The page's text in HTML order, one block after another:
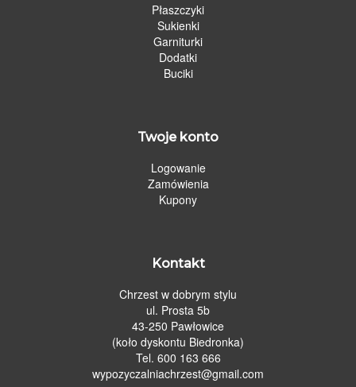
Płaszczyki
Sukienki
Garniturki
Dodatki
Buciki
Twoje konto
Logowanie
Zamówienia
Kupony
Kontakt
Chrzest w dobrym stylu
ul. Prosta 5b
43-250 Pawłowice
(koło dyskontu Biedronka)
Tel. 600 163 666
wypozyczalniachrzest@gmail.com